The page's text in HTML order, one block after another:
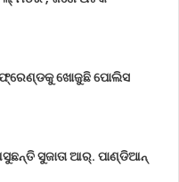
ଖୋଜୁଛି ପୋଲିସ
ସୁଜାତା ଆର୍‌. ପାଣ୍ଡିଆନ୍